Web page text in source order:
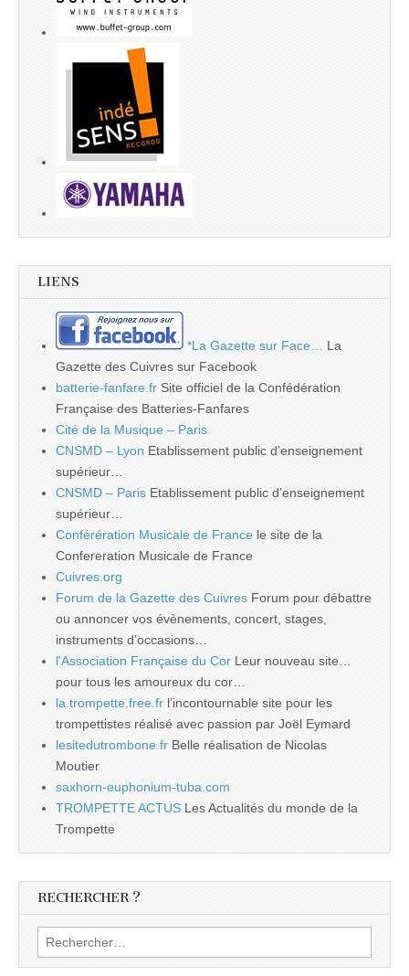
LIENS
*La Gazette sur Face…
La
Gazette des Cuivres sur Facebook
batterie-fanfare.fr Site officiel de la Confédération
Française des Batteries-Fanfares
Cité de la Musique – Paris
CNSMD – Lyon Etablissement public d’enseignement
supérieur…
CNSMD – Paris Etablissement public d’enseignement
supérieur…
Conférération Musicale de France le site de la
Confereration Musicale de France
Cuivres.org
Forum de la Gazette des Cuivres Forum pour débattre
ou annoncer vos évènements, concert, stages,
instruments d’occasions…
l'Association Française du Cor Leur nouveau site…
pour tous les amoureux du cor…
la.trompette.free.fr l’incontournable site pour les
trompettistes réalisé avec passion par Joël Eymard
lesitedutrombone.fr Belle réalisation de Nicolas
Moutier
saxhorn-euphonium-tuba.com
TROMPETTE ACTUS Les Actualités du monde de la
Trompette
RECHERCHER ?
Rechercher :